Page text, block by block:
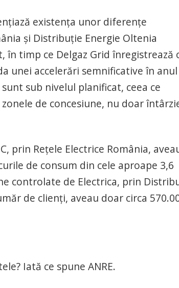
existența unor diferențe
și Distribuție Energie Oltenia
timp ce Delgaz Grid înregistrează
unei accelerări semnificative în anul
sub nivelul planificat, ceea ce
de concesiune, nu doar
prin Rețele Electrice România,
de consum din cele aproape 3,6
controlate de Electrica, prin
de clienți, aveau doar circa
Iată ce spune ANRE.